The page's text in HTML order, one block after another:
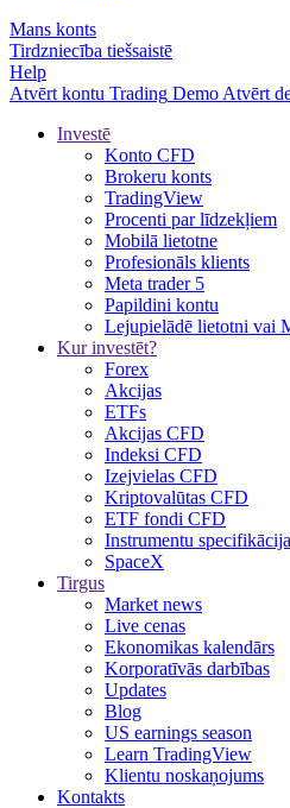
Mans konts
Tirdzniecība tiešsaistē
Help
Atvērt kontu Trading Demo Atvērt
Investē
Konto CFD
Brokeru konts
TradingView
Procenti par līdzekļiem
Mobilā lietotne
Profesionāls klients
Meta trader 5
Papildini kontu
Lejupielādē lietotni vai
Kur investēt?
Forex
Akcijas
ETFs
Akcijas CFD
Indeksi CFD
Izejvielas CFD
Kriptovalūtas CFD
ETF fondi CFD
Instrumentu specifikācija
SpaceX
Tirgus
Market news
Live cenas
Ekonomikas kalendārs
Korporatīvās darbības
Updates
Blog
US earnings season
Learn TradingView
Klientu noskaņojums
Kontakts